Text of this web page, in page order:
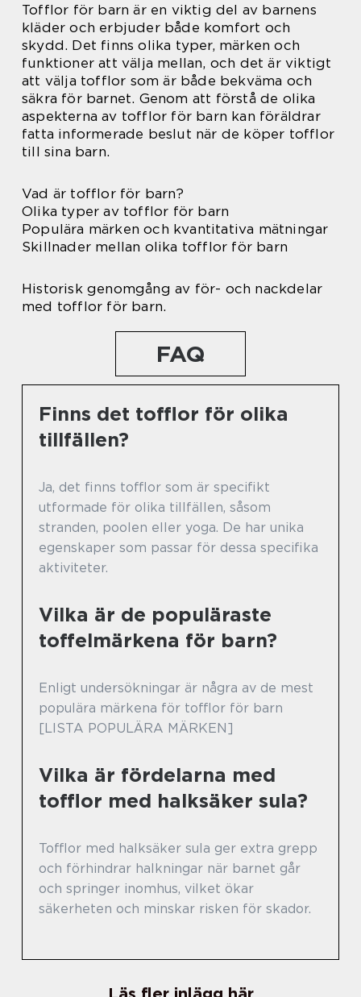
Tofflor för barn är en viktig del av barnens
kläder och erbjuder både komfort och
skydd. Det finns olika typer, märken och
funktioner att välja mellan, och det är viktigt
att välja tofflor som är både bekväma och
säkra för barnet. Genom att förstå de olika
aspekterna av tofflor för barn kan föräldrar
fatta informerade beslut när de köper tofflor
till sina barn.
Vad är tofflor för barn?
Olika typer av tofflor för barn
Populära märken och kvantitativa mätningar
Skillnader mellan olika tofflor för barn
Historisk genomgång av för- och nackdelar
med tofflor för barn.
FAQ
Finns det tofflor för olika
tillfällen?
Ja, det finns tofflor som är specifikt
utformade för olika tillfällen, såsom
stranden, poolen eller yoga. De har unika
egenskaper som passar för dessa specifika
aktiviteter.
Vilka är de populäraste
toffelmärkena för barn?
Enligt undersökningar är några av de mest
populära märkena för tofflor för barn
[LISTA POPULÄRA MÄRKEN]
Vilka är fördelarna med
tofflor med halksäker sula?
Tofflor med halksäker sula ger extra grepp
och förhindrar halkningar när barnet går
och springer inomhus, vilket ökar
säkerheten och minskar risken för skador.